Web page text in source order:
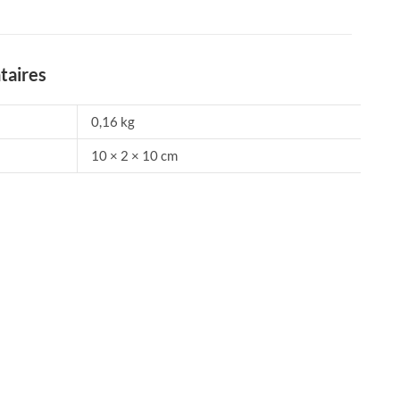
0,16 kg
10 × 2 × 10 cm